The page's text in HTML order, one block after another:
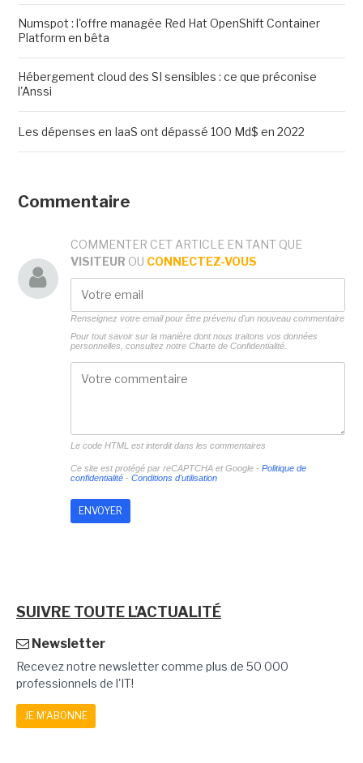
Numspot : l'offre managée Red Hat OpenShift Container
Platform en bêta
Hébergement cloud des SI sensibles : ce que préconise
l'Anssi
Les dépenses en IaaS ont dépassé 100 Md$ en 2022
Commentaire
COMMENTER CET ARTICLE EN TANT QUE
VISITEUR OU CONNECTEZ-VOUS
Renseignez votre email pour être prévenu d'un nouveau commentaire
Pour tout savoir sur la manière dont nous traitons vos données
personnelles, consultez notre Charte de Confidentialité.
Le code HTML est interdit dans les commentaires
Ce site est protégé par reCAPTCHA et Google - Politique de
confidentialité- Conditions d'utilisation
SUIVRE TOUTE L'ACTUALITÉ
Newsletter
Recevez notre newsletter comme plus de 50 000
professionnels de l'IT!
JE M'ABONNE